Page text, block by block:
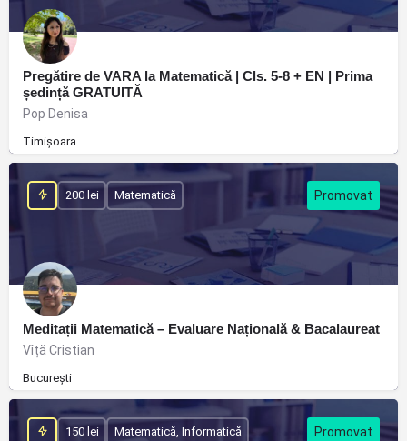
Pregătire de VARA la Matematică | Cls. 5-8 + EN | Prima
ședință GRATUITĂ
Pop Denisa
Timișoara
Meditații Matematică – Evaluare Națională & Bacalaureat
Vîță Cristian
București
200 lei Matematică
150 lei Matematică, Informatică